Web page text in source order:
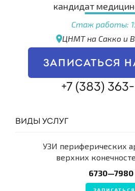
кандидат
Стаж работы:
ЦНМТ на Сакко и
ЗАПИСАТЬСЯ
+7 (383)
ВИДЫ УСЛУГ
УЗИ периферических
верхних
6730—7980